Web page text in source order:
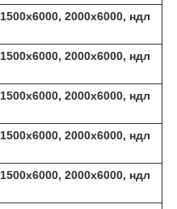
1500х6000, 2000х6000, ндл
1500х6000, 2000х6000, ндл
1500х6000, 2000х6000, ндл
1500х6000, 2000х6000, ндл
1500х6000, 2000х6000, ндл